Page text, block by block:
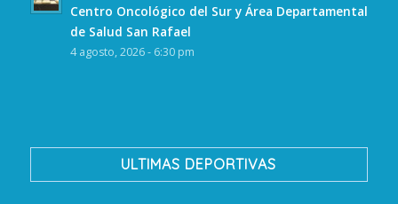
Centro Oncológico del Sur y Área Departamental
de Salud San Rafael
4 agosto, 2026 - 6:30 pm
ULTIMAS DEPORTIVAS